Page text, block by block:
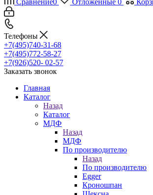
Сравнение0 Отложенные 0
Телефоны
+7(495)740-31-68
+7(495)772-58-27
+7(926)520- 02-57
Заказать звонок
Главная
Каталог
Назад
Каталог
МДФ
Назад
МДФ
По производителю
Назад
По производителю
Egger
Кроношпан